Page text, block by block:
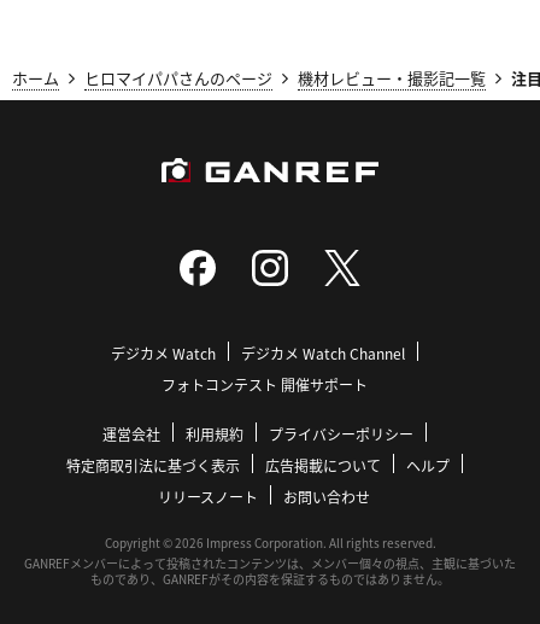
ホーム ヒロマイパパさんのページ 機材レビュー・撮影記一覧 注
デジカメ Watch
デジカメ Watch Channel
フォトコンテスト 開催サポート
運営会社 利用規約
プライバシーポリシー
特定商取引法に基づく表示
広告掲載について
ヘルプ
リリースノート
お問い合わせ
Copyright © 2026 Impress Corporation. All rights reserved.
GANREFメンバーによって投稿されたコンテンツは、メンバー個々の視点、主観に基づいた
ものであり、GANREFがその内容を保証するものではありません。